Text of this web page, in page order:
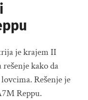
je krajem II
kako da
Rešenje je
Reppu.